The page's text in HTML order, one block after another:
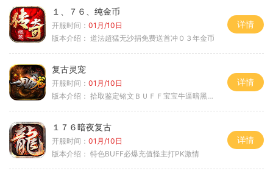
１、７６、纯金币
开服时间： 01月/10日
版本介绍： 道法超猛无沙捐免费送首冲０３年金币
详情
复古灵宠
开服时间： 01月/10日
版本介绍： 拾取鉴定铭文ＢＵＦＦ宝宝牛逼暗黑属性
详情
１７６暗夜复古
开服时间： 01月/10日
版本介绍： 特色BUFF必爆充值怪主打PK激情
详情